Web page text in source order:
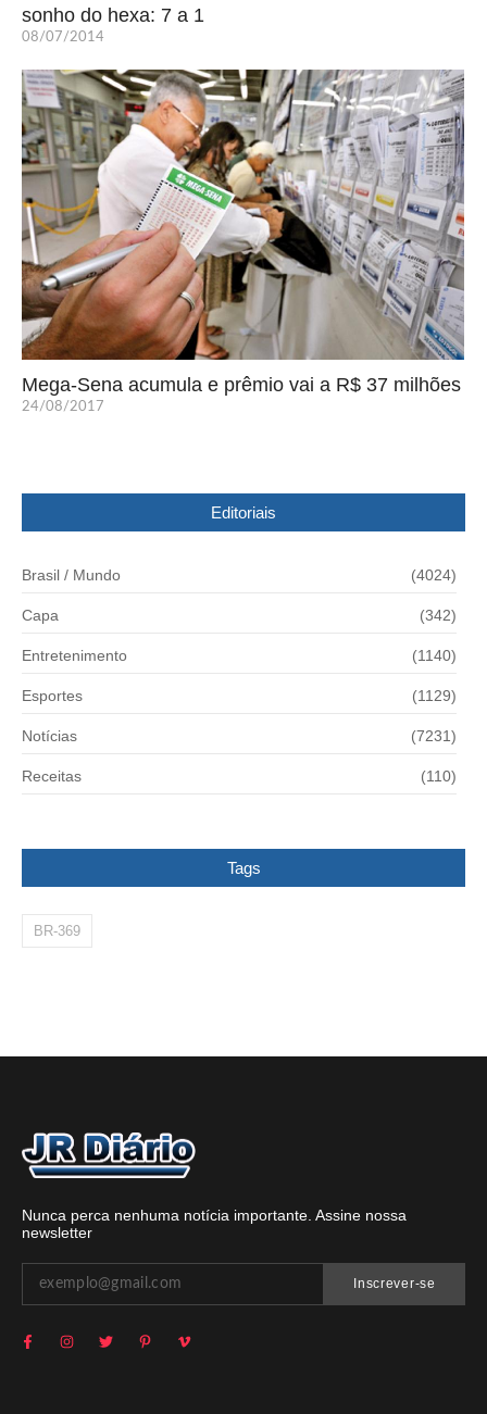
sonho do hexa: 7 a 1
08/07/2014
Mega-Sena acumula e prêmio vai a R$ 37 milhões
24/08/2017
Editoriais
Brasil / Mundo (4024)
Capa (342)
Entretenimento (1140)
Esportes (1129)
Notícias (7231)
Receitas (110)
Tags
BR-369
Nunca perca nenhuma notícia importante. Assine nossa
newsletter
Inscrever-se